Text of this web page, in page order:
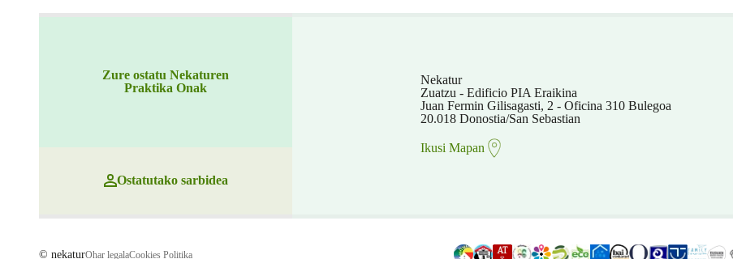
Zure ostatu Nekaturen
Praktika Onak
Ostatutako sarbidea
Nekatur
Zuatzu - Edificio PIA Eraikina
Juan Fermin Gilisagasti, 2 - Oficina 310 Bulegoa
20.018 Donostia/San Sebastian
Ikusi Mapan
© nekaturOhar legalaCookies Politika